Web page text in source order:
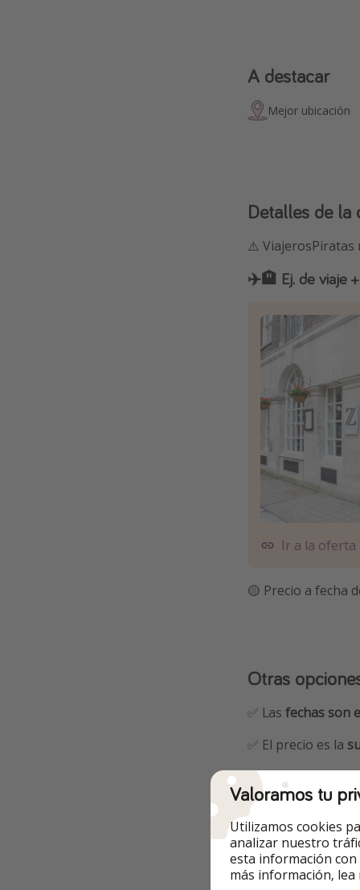
A destacar
Mejor ubicación
Detalles de la
⚠️ ViajerosPiratas
✈️🏨 Ej. de viaje
Ir a la oferta
🟡 Precio a fecha
Otras
✅ Las fechas son
✅ El precio es la
🔸 Ej. desde
*¿Tienes dudas o
de 9h a 18h
29.10 -
Valoramos tu
Utilizamos cookies
analizar nuestro
esta información con
más información, lea